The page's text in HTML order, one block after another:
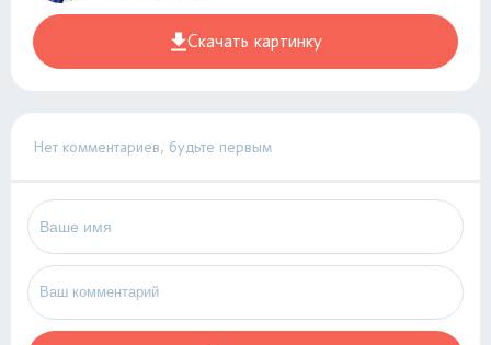
Скачать картинку
Нет комментариев, будьте первым